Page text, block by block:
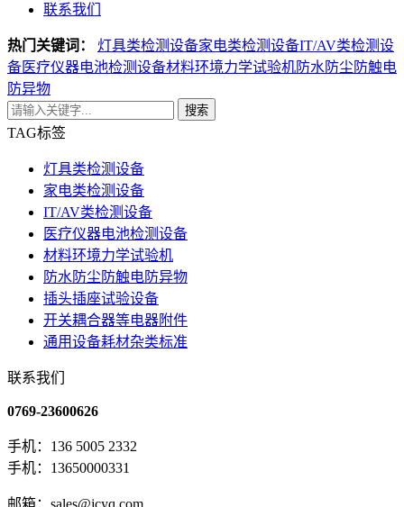
联系我们
热门关键词： 灯具类检测设备家电类检测设备IT/AV类检测设
备医疗仪器电池检测设备材料环境力学试验机防水防尘防触电
防异物
搜索
TAG标签
灯具类检测设备
家电类检测设备
IT/AV类检测设备
医疗仪器电池检测设备
材料环境力学试验机
防水防尘防触电防异物
插头插座试验设备
开关耦合器等电器附件
通用设备耗材杂类标准
联系我们
0769-23600626
手机：136 5005 2332
手机：13650000331
邮箱：sales@jcyq.com